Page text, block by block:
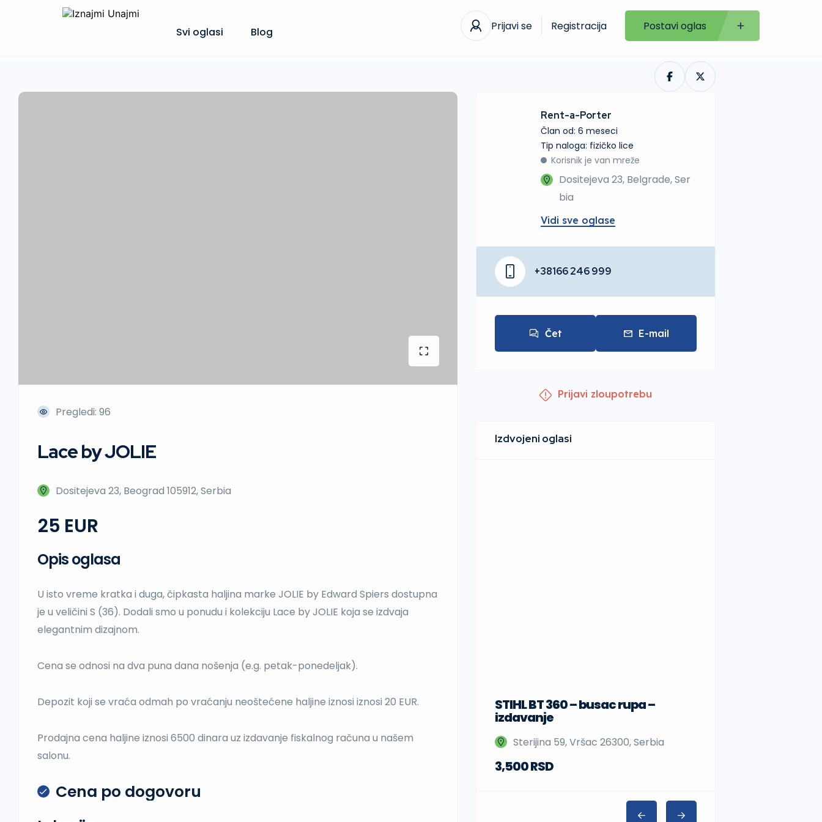
Svi oglasi Blog Prijavi se Registracija Postavi oglas
Pregledi: 96
Lace by JOLIE
Dositejeva 23, Beograd 105912, Serbia
25
Opis oglasa
U isto vreme kratka i duga, čipkasta haljina marke JOLIE by Edward Spiers dostupna
je u veličini S (36). Dodali smo u ponudu i kolekciju Lace by JOLIE koja se izdvaja
elegantnim dizajnom.
Cena se odnosi na dva puna dana nošenja (e.g. petak-ponedeljak).
Depozit koji se vraća odmah po vraćanju neoštećene haljine iznosi iznosi 20 EUR.
Prodajna cena haljine iznosi 6500 dinara uz izdavanje fiskalnog računa u našem
salonu.
Cena po dogovoru
Rent-a-Porter
Član od: 6 meseci
tip naloga: fizičko lice
Korisnik je van mreže
Dositejeva 23, Belgrade, Ser
bia
Vidi sve oglase
+38166 246 999
Čet E-mail
Prijavi zloupotrebu
STIHL BT 360 – busac rupa –
izdavanje
Sterijina 59, Vršac 26300, Serbia
3,500 RSD